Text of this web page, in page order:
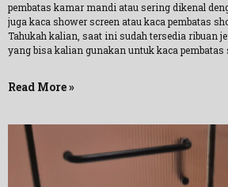
pembatas kamar mandi atau sering dikenal
juga kaca shower screen atau kaca pembatas
Tahukah kalian, saat ini sudah tersedia ribuan
yang bisa kalian gunakan untuk kaca
Read More »